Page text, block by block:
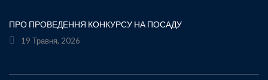
ПРО ПРОВЕДЕННЯ КОНКУРСУ НА ПОСАДУ
19 Травня, 2026